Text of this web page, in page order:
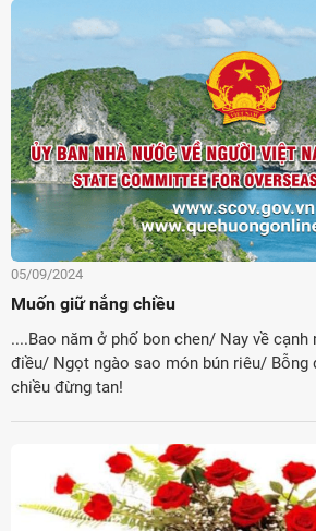
05/09/2024
Muốn giữ nắng chiều
....Bao năm ở phố bon chen/ Nay về cạnh
điều/ Ngọt ngào sao món bún riêu/ Bỗng
chiều đừng tan!